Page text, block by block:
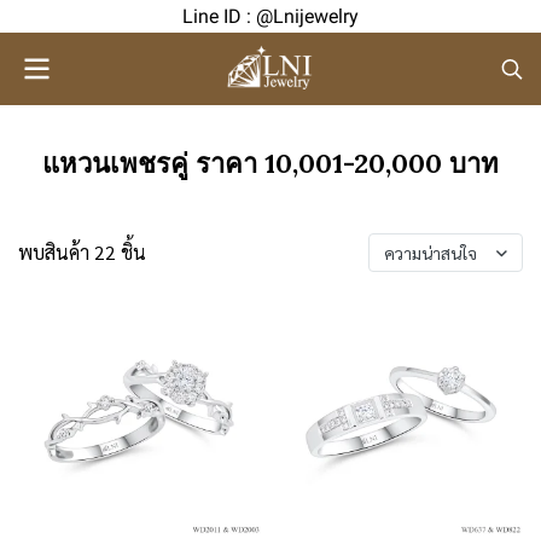
Line ID : @Lnijewelry
แหวนเพชรคู่ ราคา 10,001-20,000 บาท
พบสินค้า 22 ชิ้น ความน่าสนใจ